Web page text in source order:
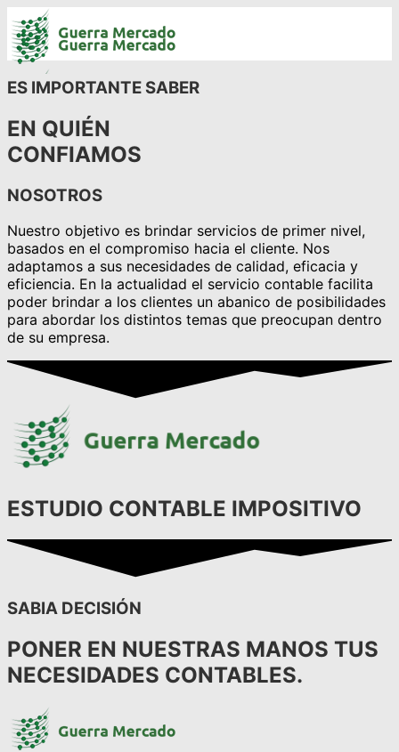
ES IMPORTANTE SABER
EN QUIÉN
CONFIAMOS
NOSOTROS
Nuestro objetivo es brindar servicios de primer nivel,
basados en el compromiso hacia el cliente. Nos
adaptamos a sus necesidades de calidad, eficacia y
eficiencia. En la actualidad el servicio contable facilita
poder brindar a los clientes un abanico de posibilidades
para abordar los distintos temas que preocupan dentro
de su empresa.
ESTUDIO CONTABLE IMPOSITIVO
SABIA DECISIÓN
PONER EN NUESTRAS MANOS TUS
NECESIDADES CONTABLES.